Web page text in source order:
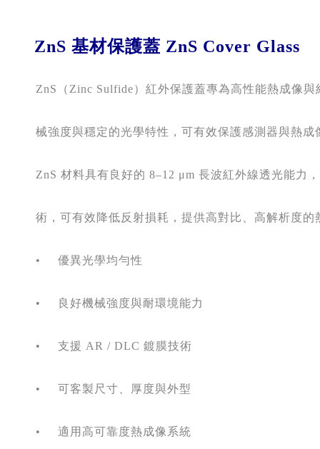
    ZnS
基材保護蓋 ZnS Cover Glass
      ZnS
（ Zinc Sulfide）紅外保護蓋專為高性能熱成像
械強度與穩定的光學特性，可有效保護感測器與熱
      ZnS
材料具有良好的 8–12 μm 長波紅外線透光能力
術，可有效降低反射損耗，提供高對比、高解析度
      •
優異光學均勻性
      •
良好機械強度與耐環境能力
      •
支援 AR / DLC 鍍膜技術
      •
可客製尺寸、厚度與外型
      •
適用高可靠度熱成像系統